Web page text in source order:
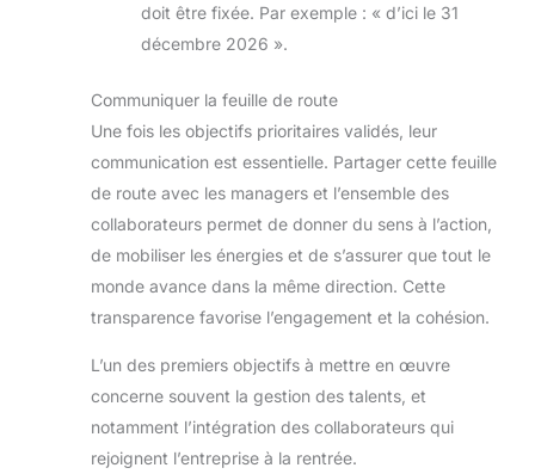
doit être fixée. Par exemple : « d’ici le 31
décembre 2026 ».
Communiquer la feuille de route
Une fois les objectifs prioritaires validés, leur
communication est essentielle. Partager cette feuille
de route avec les managers et l’ensemble des
collaborateurs permet de donner du sens à l’action,
de mobiliser les énergies et de s’assurer que tout le
monde avance dans la même direction. Cette
transparence favorise l’engagement et la cohésion.
L’un des premiers objectifs à mettre en œuvre
concerne souvent la gestion des talents, et
notamment l’intégration des collaborateurs qui
rejoignent l’entreprise à la rentrée.